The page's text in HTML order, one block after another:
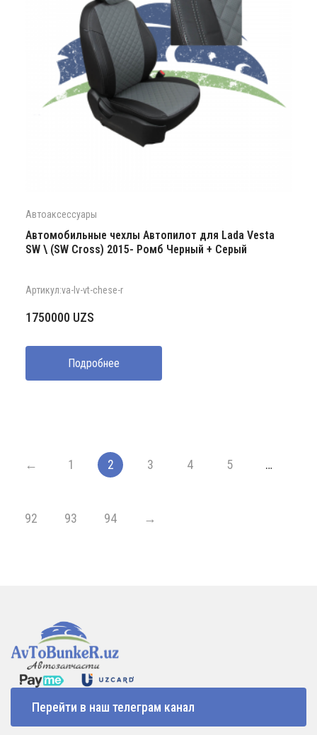
Автоаксессуары
Автомобильные чехлы Автопилот для Lada Vesta
SW \ (SW Cross) 2015- Ромб Черный + Серый
Артикул:va-lv-vt-chese-r
1750000 UZS
Подробнее
← 1 2 3 4 5 …
92 93 94 →
Перейти в наш телеграм канал